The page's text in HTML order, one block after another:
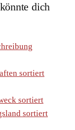
dich
sortiert
sortiert
sortiert